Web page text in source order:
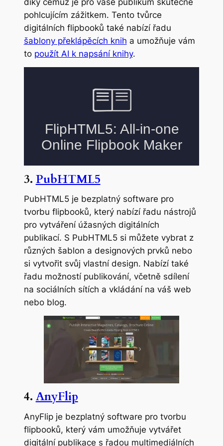
díky čemuž je pro vaše publikum skutečně
pohlcujícím zážitkem. Tento tvůrce
digitálních flipbooků také nabízí řadu
šablony překlápěcích knih a umožňuje vám
to použít AI k napsání knihy.
3. PubHTML5
PubHTML5 je bezplatný software pro
tvorbu flipbooků, který nabízí řadu nástrojů
pro vytváření úžasných digitálních
publikací. S PubHTML5 si můžete vybrat z
různých šablon a designových prvků nebo
si vytvořit svůj vlastní design. Nabízí také
řadu možností publikování, včetně sdílení
na sociálních sítích a vkládání na váš web
nebo blog.
4. AnyFlip
AnyFlip je bezplatný software pro tvorbu
flipbooků, který vám umožňuje vytvářet
digitální publikace s řadou multimediálních